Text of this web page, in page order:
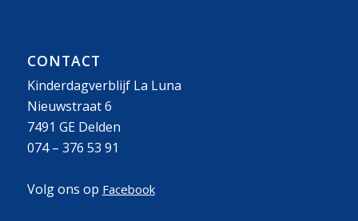
CONTACT
Kinderdagverblijf La Luna
Nieuwstraat 6
7491 GE Delden
074 – 376 53 91
Volg ons op Facebook